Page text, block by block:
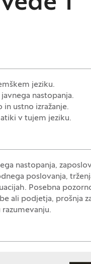
jeziku.
nastopanja.
in ustno izražanje.
v tujem jeziku.
nastopanja,
poslovanja,
Posebna
ali podjetja, prošnja